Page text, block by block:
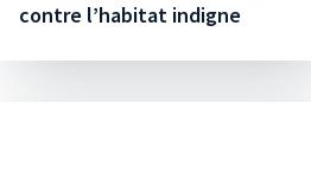
contre l’habitat indigne